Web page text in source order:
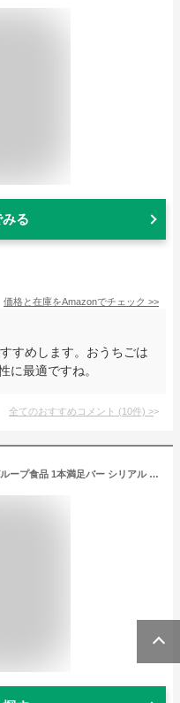
る
価格と在庫をAmazonでチェック >>
すめします。おうちごは
に最適ですね。
全てのおすすめコメント (10件) >
(3つ選んで本州送料無料) アサヒグループ食品 1本満足バー シリアル (9×3)27入 (Y60)